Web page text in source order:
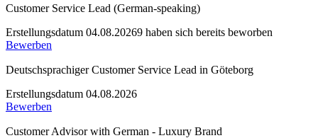
Customer Service Lead (German-speaking)
Erstellungsdatum 04.08.20269 haben sich bereits beworben
Bewerben
Deutschsprachiger Customer Service Lead in Göteborg
Erstellungsdatum 04.08.2026
Bewerben
Customer Advisor with German - Luxury Brand